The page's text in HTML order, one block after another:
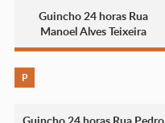
Guincho 24 horas Rua
Manoel Alves Teixeira
P